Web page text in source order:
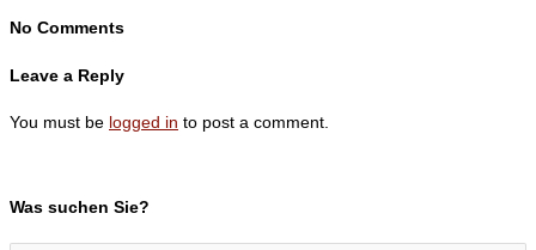
No Comments
Leave a Reply
You must be logged in to post a comment.
Was suchen Sie?